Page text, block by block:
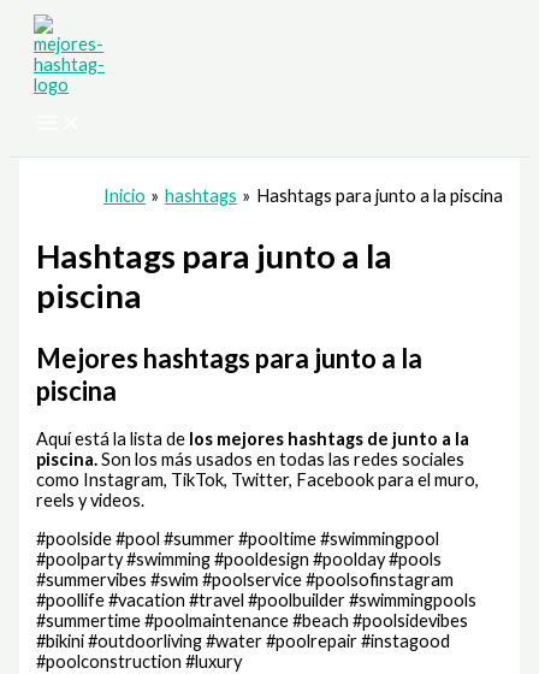
contenido
Inicio hashtags Hashtags para junto a la piscina
Hashtags para junto a la
piscina
Mejores hashtags para junto a la
piscina
Aquí está la lista de los mejores hashtags de junto a la
piscina.Son los más usados en todas las redes sociales
como Instagram, TikTok, Twitter, Facebook para el muro,
reels y videos.
#poolside #pool #summer #pooltime #swimmingpool
#poolparty #swimming #pooldesign #poolday #pools
#summervibes #swim #poolservice #poolsofinstagram
#poollife #vacation #travel #poolbuilder #swimmingpools
#summertime #poolmaintenance #beach #poolsidevibes
#bikini #outdoorliving #water #poolrepair #instagood
#poolconstruction #luxury